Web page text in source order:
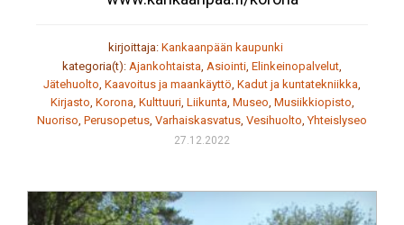
kirjoittaja: Kankaanpään kaupunki
kategoria(t): Ajankohtaista, Asiointi, Elinkeinopalvelut,
Jätehuolto, Kaavoitus ja maankäyttö, Kadut ja kuntatekniikka,
Kirjasto, Korona, Kulttuuri, Liikunta, Museo, Musiikkiopisto,
Nuoriso, Perusopetus, Varhaiskasvatus, Vesihuolto,Yhteislyseo
27.12.2022